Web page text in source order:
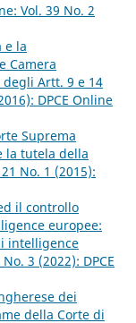
Vol. 39 No. 2
e la
Camera
Artt. 9 e 14
DPCE Online
Suprema
la tutela della
No. 1 (2015):
il controllo
europee:
intelligence
3 (2022): DPCE
dei
della Corte di